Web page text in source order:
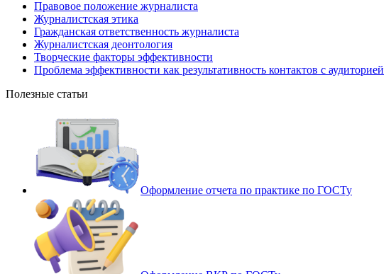
Правовое положение журналиста
Журналистская этика
Гражданская ответственность журналиста
Журналистская деонтология
Творческие факторы эффективности
Проблема эффективности как результативность контактов с аудиторией
Полезные статьи
Оформление отчета по практике по ГОСТу